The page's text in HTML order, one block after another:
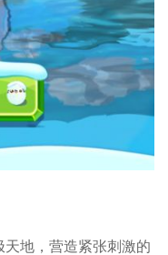
地，营造紧张刺激的